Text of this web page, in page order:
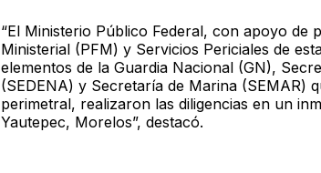
“El Ministerio Público Federal, con apoyo de
Ministerial (PFM) y Servicios Periciales de
elementos de la Guardia Nacional (GN),
(SEDENA) y Secretaría de Marina (SEMAR)
perimetral, realizaron las diligencias en un
Yautepec, Morelos”, destacó.